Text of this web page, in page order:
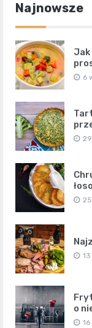
Najnowsze
Jak
6
o